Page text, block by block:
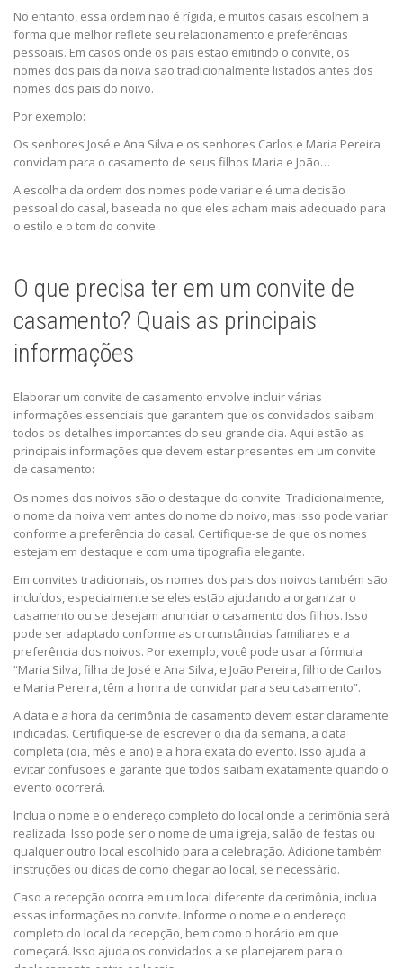
No entanto, essa ordem não é rígida, e muitos casais escolhem a
forma que melhor reflete seu relacionamento e preferências
pessoais. Em casos onde os pais estão emitindo o convite, os
nomes dos pais da noiva são tradicionalmente listados antes dos
nomes dos pais do noivo.
Por exemplo:
Os senhores José e Ana Silva e os senhores Carlos e Maria Pereira
convidam para o casamento de seus filhos Maria e João…
A escolha da ordem dos nomes pode variar e é uma decisão
pessoal do casal, baseada no que eles acham mais adequado para
o estilo e o tom do convite.
O que precisa ter em um convite de
casamento? Quais as principais
informações
Elaborar um convite de casamento envolve incluir várias
informações essenciais que garantem que os convidados saibam
todos os detalhes importantes do seu grande dia. Aqui estão as
principais informações que devem estar presentes em um convite
de casamento:
Os nomes dos noivos são o destaque do convite. Tradicionalmente,
o nome da noiva vem antes do nome do noivo, mas isso pode variar
conforme a preferência do casal. Certifique-se de que os nomes
estejam em destaque e com uma tipografia elegante.
Em convites tradicionais, os nomes dos pais dos noivos também são
incluídos, especialmente se eles estão ajudando a organizar o
casamento ou se desejam anunciar o casamento dos filhos. Isso
pode ser adaptado conforme as circunstâncias familiares e a
preferência dos noivos. Por exemplo, você pode usar a fórmula
“Maria Silva, filha de José e Ana Silva, e João Pereira, filho de Carlos
e Maria Pereira, têm a honra de convidar para seu casamento”.
A data e a hora da cerimônia de casamento devem estar claramente
indicadas. Certifique-se de escrever o dia da semana, a data
completa (dia, mês e ano) e a hora exata do evento. Isso ajuda a
evitar confusões e garante que todos saibam exatamente quando o
evento ocorrerá.
Inclua o nome e o endereço completo do local onde a cerimônia será
realizada. Isso pode ser o nome de uma igreja, salão de festas ou
qualquer outro local escolhido para a celebração. Adicione também
instruções ou dicas de como chegar ao local, se necessário.
Caso a recepção ocorra em um local diferente da cerimônia, inclua
essas informações no convite. Informe o nome e o endereço
completo do local da recepção, bem como o horário em que
começará. Isso ajuda os convidados a se planejarem para o